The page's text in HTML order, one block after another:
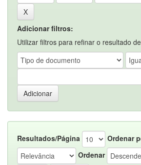
Adicionar filtros:
Utilizar filtros para refinar o resultado
Resultados/Página
Ordenar
Ordenar